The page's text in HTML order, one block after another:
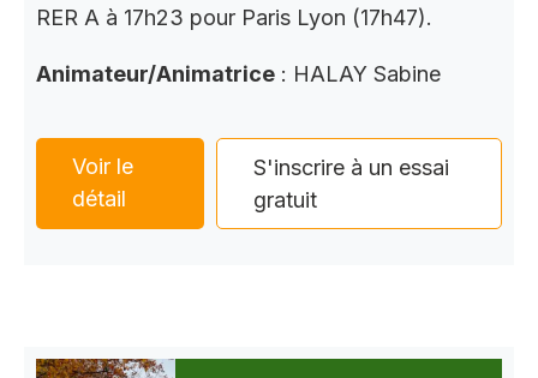
RER A à 17h23 pour Paris Lyon (17h47).
Animateur/Animatrice : HALAY Sabine
Voir le
détail
S'inscrire à un essai
gratuit